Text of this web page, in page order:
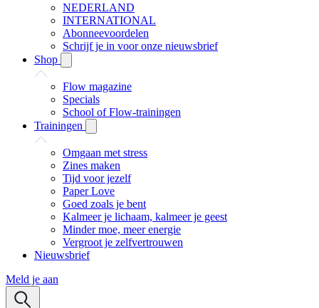
NEDERLAND
INTERNATIONAL
Abonneevoordelen
Schrijf je in voor onze nieuwsbrief
Shop
Flow magazine
Specials
School of Flow-trainingen
Trainingen
Omgaan met stress
Zines maken
Tijd voor jezelf
Paper Love
Goed zoals je bent
Kalmeer je lichaam, kalmeer je geest
Minder moe, meer energie
Vergroot je zelfvertrouwen
Nieuwsbrief
Meld je aan